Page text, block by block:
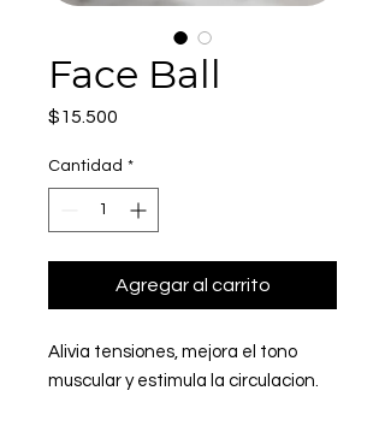
Face Ball
$15.500
Cantidad *
Agregar al carrito
Alivia tensiones, mejora el tono
muscular y estimula la circulacion.